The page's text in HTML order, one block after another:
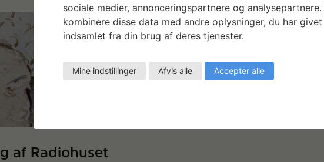
af Radiohuset
sociale medier, annonceringspartnere og
kombinere disse data med andre oplysninger, du har
indsamlet fra din brug af deres tjenester.
Mine indstillinger Afvis alle Accepter alle